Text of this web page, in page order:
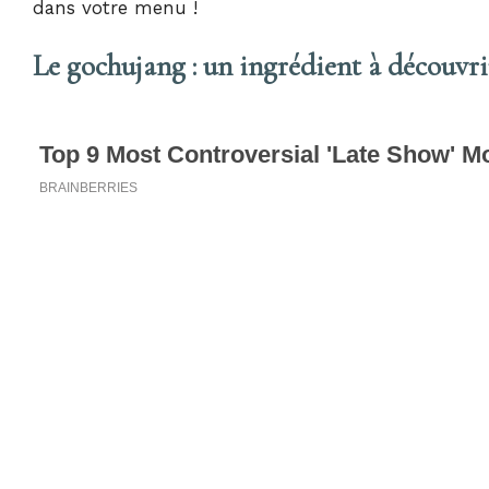
dans votre menu !
Le gochujang : un ingrédient à